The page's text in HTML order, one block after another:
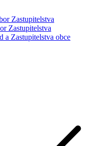
Zastupitelstva
Zastupitelstva
a Zastupitelstva obce